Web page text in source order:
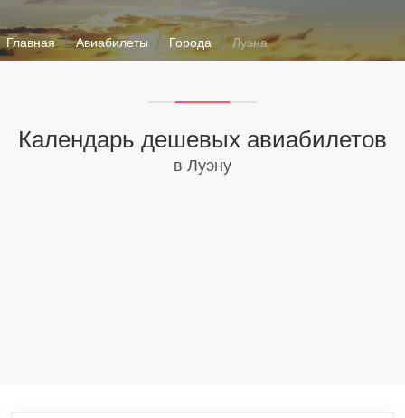
Главная Авиабилеты Города Луэна
Календарь дешевых авиабилетов
в Луэну